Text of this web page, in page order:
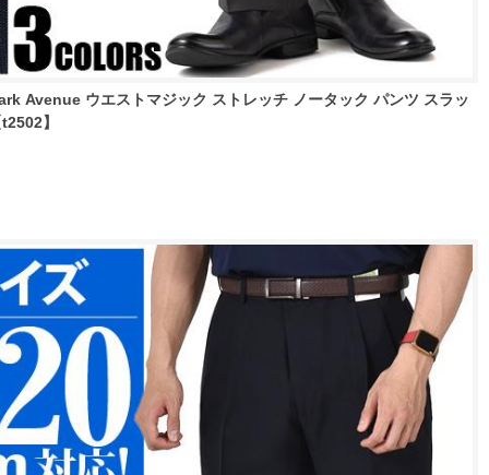
Avenue ウエストマジック ストレッチ ノータック パンツ スラッ
】